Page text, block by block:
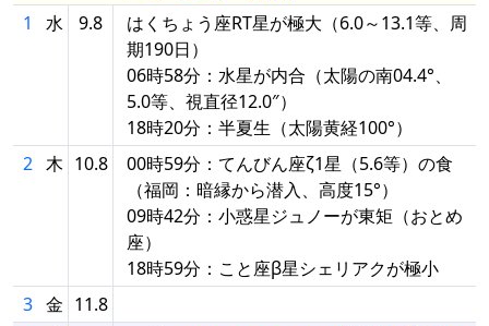
1
水 9.8
はくちょう座RT星が極大（6.0～13.1等、周
期190日）
06時58分：水星が内合（太陽の南04.4°、
5.0等、視直径12.0″）
18時20分：半夏生（太陽黄経100°）
2 木 10.8
00時59分：てんびん座ζ1星（5.6等）の食
（福岡：暗縁から潜入、高度15°）
09時42分：小惑星ジュノーが東矩（おとめ
座）
18時59分：こと座β星シェリアクが極小
3 金 11.8